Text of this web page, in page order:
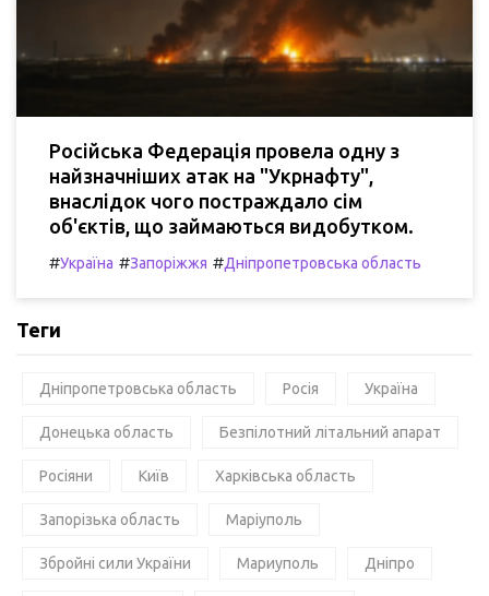
Російська Федерація провела одну з
найзначніших атак на "Укрнафту",
внаслідок чого постраждало сім
об'єктів, що займаються видобутком.
#Україна #Запоріжжя #Дніпропетровська область
Теги
Дніпропетровська область Росія Україна
Донецька область Безпілотний літальний апарат
Росіяни Київ Харківська область
Запорізька область Маріуполь
Збройні сили України Мариуполь Дніпро